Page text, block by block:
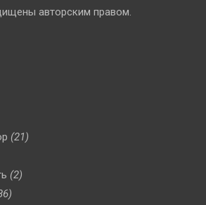
авторским правом.
(21)
(2)